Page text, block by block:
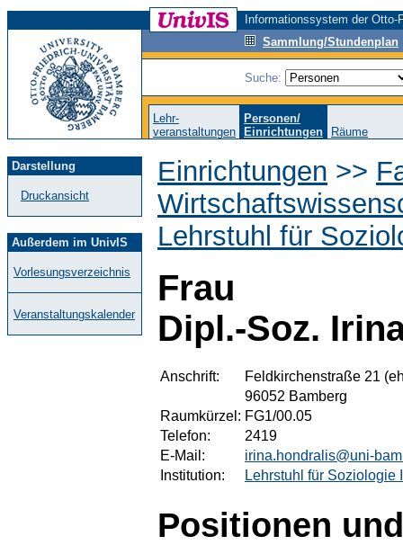
Informationssystem der
Sammlung/Stundenplan
Suche:
Lehr-
veranstaltungen
Personen/
Einrichtungen
Räume
Darstellung
Druckansicht
Außerdem im UnivIS
Vorlesungsverzeichnis
Veranstaltungskalender
Einrichtungen >>
Lehrstuhl für
Frau
Dipl.-Soz.
Anschrift:
Feldkirchenstraße 21
96052 Bamberg
Raumkürzel: FG1/00.05
Telefon:
2419
E-Mail:
irina.hondralis@uni-
Institution:
Lehrstuhl für Soziologie I
Positionen